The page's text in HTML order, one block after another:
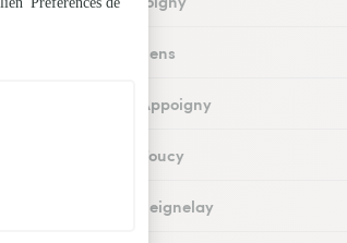
Fleuristes à Sens
Fleuristes à Appoigny
Fleuristes à Toucy
Fleuristes à Seignelay